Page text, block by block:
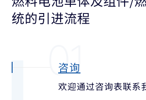
统的引进流程
01
咨询
欢迎通过咨询表联系